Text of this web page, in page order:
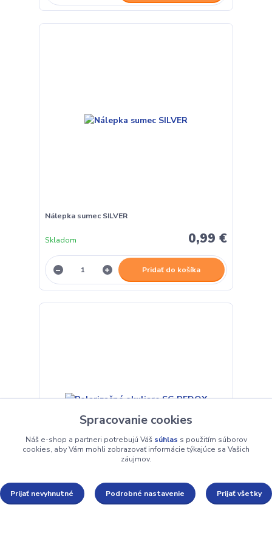
Nálepka sumec SILVER
0,99 €
Skladom
Pridať do košíka
Polarizačné okuliare SG REDOX
Spracovanie cookies
Náš e-shop a partneri potrebujú Váš súhlas s použitím súborov
cookies, aby Vám mohli zobrazovať informácie týkajúce sa Vašich
záujmov.
Prijať nevyhnutné Podrobné nastavenie Prijať všetky